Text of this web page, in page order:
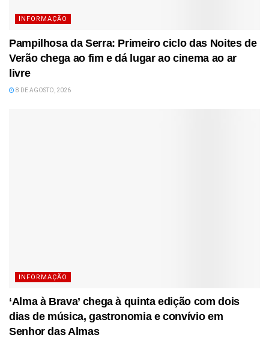
INFORMAÇÃO
Pampilhosa da Serra: Primeiro ciclo das Noites de
Verão chega ao fim e dá lugar ao cinema ao ar
livre
8 DE AGOSTO, 2026
INFORMAÇÃO
‘Alma à Brava’ chega à quinta edição com dois
dias de música, gastronomia e convívio em
Senhor das Almas